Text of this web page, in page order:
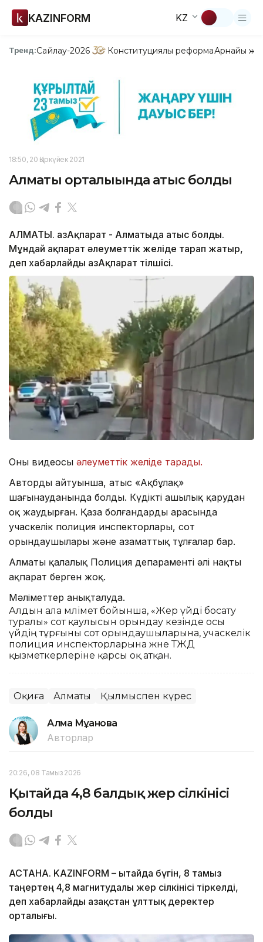
KAZINFORM KZ
Тренд:Сайлау-2026 Конституциялық реформаАрнайы
18:50, 20 Қыркүйек 2021
Алматы орталығында атыс болды
АЛМАТЫ. ҚазАқпарат - Алматыда атыс болды.
Мұндай ақпарат әлеуметтік желіде тарап жатыр,
деп хабарлайды ҚазАқпарат тілшісі.
Оның видеосы әлеуметтік желіде тарады.
Автордың айтуынша, атыс «Ақбұлақ»
шағынауданында болды. Күдікті аңшылық қарудан
оқ жаудырған. Қаза болғандардың арасында
учаскелік полиция инспекторлары, сот
орындаушылары және азаматтық тұлғалар бар.
Алматы қалалық Полиция депараменті әлі нақты
ақпарат берген жоқ.
Мәліметтер анықталуда.
Алдын ала мәлімет бойынша, «Жер үйді босату
туралы» сот қаулысын орындау кезінде осы
үйдің тұрғыны сот орындаушыларына, учаскелік
полиция инспекторларына және ТЖД
қызметкерлеріне қарсы оқ атқан.
Оқиға Алматы Қылмыспен күрес
Алма Мұқанова
Авторлар
20:26, 08 Тамыз 2026
Қытайда 4,8 балдық жер сілкінісі
болды
АСТАНА. KAZINFORM – Қытайда бүгін, 8 тамыз
таңертең 4,8 магнитудалы жер сілкінісі тіркелді,
деп хабарлайды Қазақстан ұлттық деректер
орталығы.